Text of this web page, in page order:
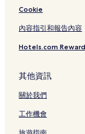
Cookie
內容指引和報告內容
Hotels.com
其他資訊
關於我們
工作機會